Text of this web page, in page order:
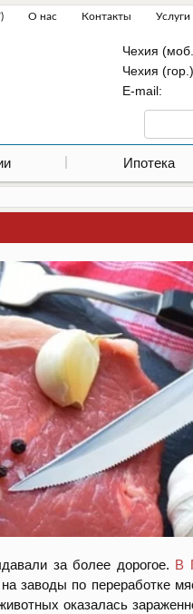
О нас Контакты
Чехия
Чехия
Е-mail:
Ипотека
за более дорогое. В
заводы по переработке
оказалась